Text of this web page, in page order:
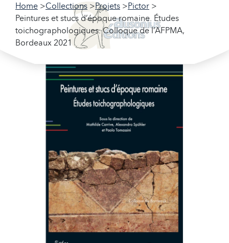
Home Collections Projets
Pictor
Peintures et stucs d’époque romaine. Études
toichographologiques. Colloque de l’AFPMA,
Bordeaux 2021